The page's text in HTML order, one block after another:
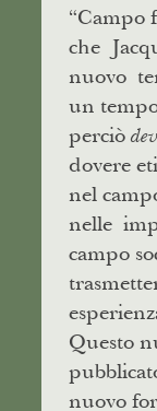
“Campo
che
nuovo
un
perciò
dovere
nel
nelle
campo
Questo
nuovo